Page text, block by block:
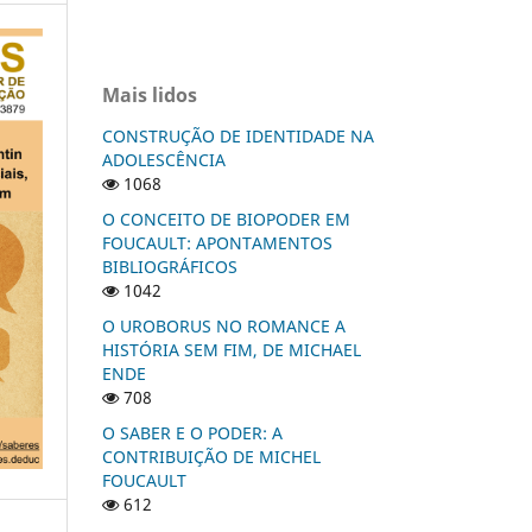
Mais lidos
CONSTRUÇÃO DE IDENTIDADE NA
ADOLESCÊNCIA
1068
O CONCEITO DE BIOPODER EM
FOUCAULT: APONTAMENTOS
BIBLIOGRÁFICOS
1042
O UROBORUS NO ROMANCE A
HISTÓRIA SEM FIM, DE MICHAEL
ENDE
708
O SABER E O PODER: A
CONTRIBUIÇÃO DE MICHEL
FOUCAULT
612